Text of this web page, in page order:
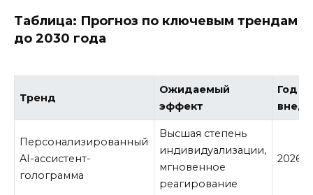
Таблица: Прогноз по ключевым трендам
до 2030 года
Тренд
Ожидаемый
эффект
Год
Персонализированный
AI-ассистент-
голограмма
Высшая степень
индивидуализации,
мгновенное
реагирование
2026